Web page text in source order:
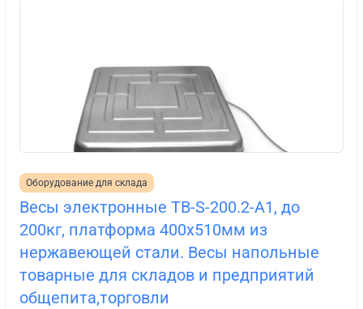
Оборудование для склада
Весы электронные ТВ-S-200.2-A1, до
200кг, платформа 400х510мм из
нержавеющей стали. Весы напольные
товарные для складов и предприятий
общепита,торговли